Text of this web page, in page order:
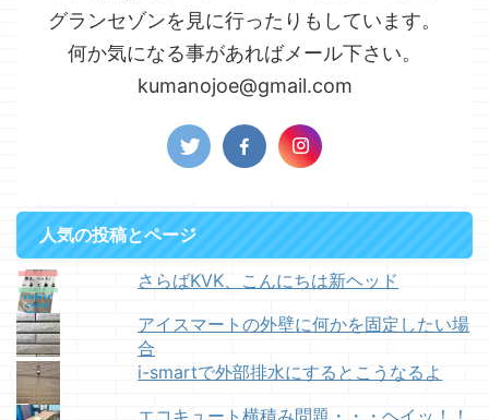
グランセゾンを見に行ったりもしています。
何か気になる事があればメール下さい。
kumanojoe@gmail.com
人気の投稿とページ
さらばKVK、こんにちは新ヘッド
アイスマートの外壁に何かを固定したい場
合
i-smartで外部排水にするとこうなるよ
エコキュート横積み問題・・・ヘイッ！！